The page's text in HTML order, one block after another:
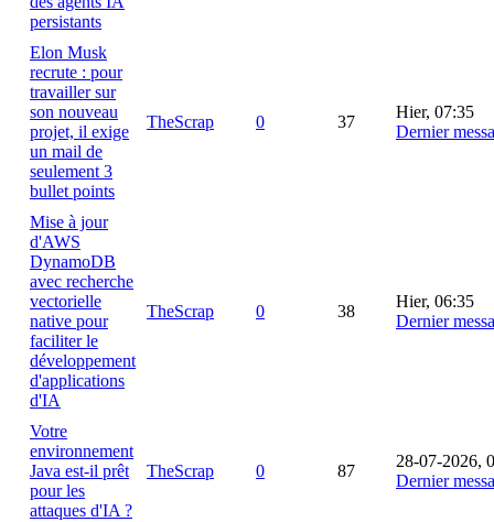
persistants
Elon Musk
recrute : pour
travailler sur
son nouveau
projet, il exige
un mail de
seulement 3
bullet points
TheScrap 0 37
Hier, 07:35
Dernier
Mise à jour
d'AWS
DynamoDB
avec recherche
vectorielle
native pour
faciliter le
développement
d'applications
d'IA
TheScrap 0 38
Hier, 06:35
Dernier
Votre
environnement
Java est-il prêt
pour les
attaques d'IA ?
TheScrap 0 87
28-07-2026,
Dernier